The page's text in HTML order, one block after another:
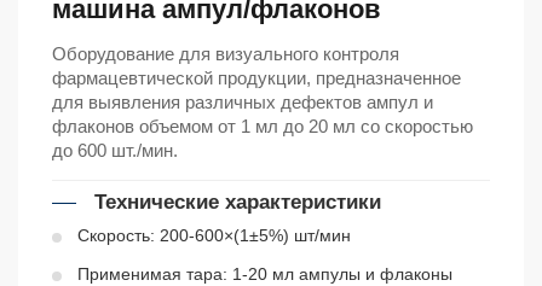
машина ампул/флаконов
Оборудование для визуального контроля
фармацевтической продукции, предназначенное
для выявления различных дефектов ампул и
флаконов объемом от 1 мл до 20 мл со скоростью
до 600 шт./мин.
Технические характеристики
Скорость: 200-600×(1±5%) шт/мин
Применимая тара: 1-20 мл ампулы и флаконы